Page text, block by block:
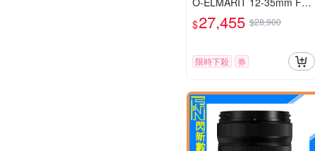
8 ASPH.POWER O.I.S. 變
焦鏡頭 公司貨 H-ES12035
$27,455 $28,900
限時下殺 券